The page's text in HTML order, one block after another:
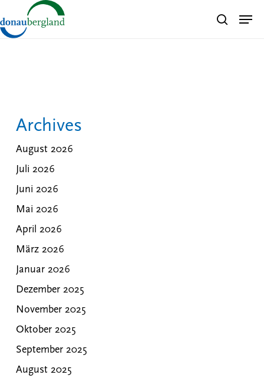
to
main
search
Archives
August 2026
Juli 2026
Juni 2026
Mai 2026
April 2026
März 2026
Januar 2026
Dezember 2025
November 2025
Oktober 2025
September 2025
August 2025